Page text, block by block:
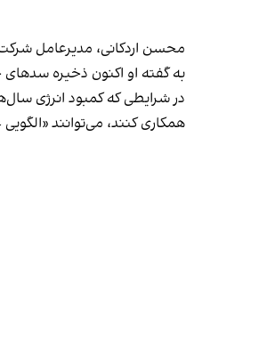
محسن اردکانی، مدیرعامل شرکت آب
به گفته او اکنون ذخیره سدهای چهارگانه
در شرایطی که کمبود انرژی
همکاری کنند، می‌توانند